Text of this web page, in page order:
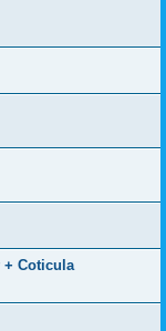
+ Coticula